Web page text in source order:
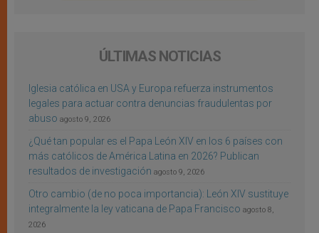
ÚLTIMAS NOTICIAS
Iglesia católica en USA y Europa refuerza instrumentos
legales para actuar contra denuncias fraudulentas por
abuso agosto 9, 2026
¿Qué tan popular es el Papa León XIV en los 6 países con
más católicos de América Latina en 2026? Publican
resultados de investigación agosto 9, 2026
Otro cambio (de no poca importancia): León XIV sustituye
integralmente la ley vaticana de Papa Francisco agosto 8,
2026